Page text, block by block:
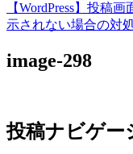
【WordPress】投稿
示されない場合の対
image-298
投稿ナビゲー